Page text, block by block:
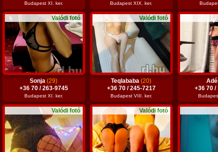
Budapest XI. ker. Budapest XIX. ker.
Valódi fotó
Sonja(29)
+36 70 / 263-9745
Budapest XI. ker.
Valódi fotó
Teqlababa(20)
+36 70 / 245-7217
Budapest VIII. ker.
+36 70 /
Valódi fotó Valódi fotó